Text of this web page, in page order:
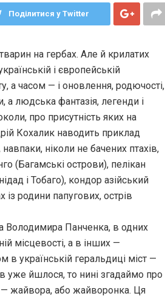
Поділитися у Twitter
на гербах. Але й крилатих
і європейській
а часом — і оновлення, родючості,
людська фантазія, легенди і
про присутність яких на
Кохалик наводить приклад
ніколи не бачених птахів,
(Багамські острови), пелікан
і Тобаго), кондор азійський
із родини папугових, острів
Володимира Панченка, в одних
місцевості, а в інших —
в українській геральдиці міст —
уже йшлося, то нині згадаймо про
— жайвора, або жайворонка. Ця